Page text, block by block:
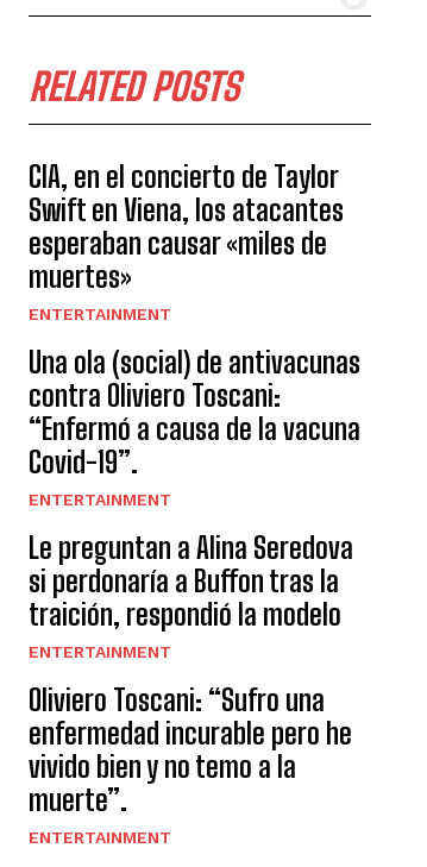
RELATED POSTS
CIA, en el concierto de Taylor
Swift en Viena, los atacantes
esperaban causar «miles de
muertes»
ENTERTAINMENT
Una ola (social) de antivacunas
contra Oliviero Toscani:
“Enfermó a causa de la vacuna
Covid-19”.
ENTERTAINMENT
Le preguntan a Alina Seredova
si perdonaría a Buffon tras la
traición, respondió la modelo
ENTERTAINMENT
Oliviero Toscani: “Sufro una
enfermedad incurable pero he
vivido bien y no temo a la
muerte”.
ENTERTAINMENT